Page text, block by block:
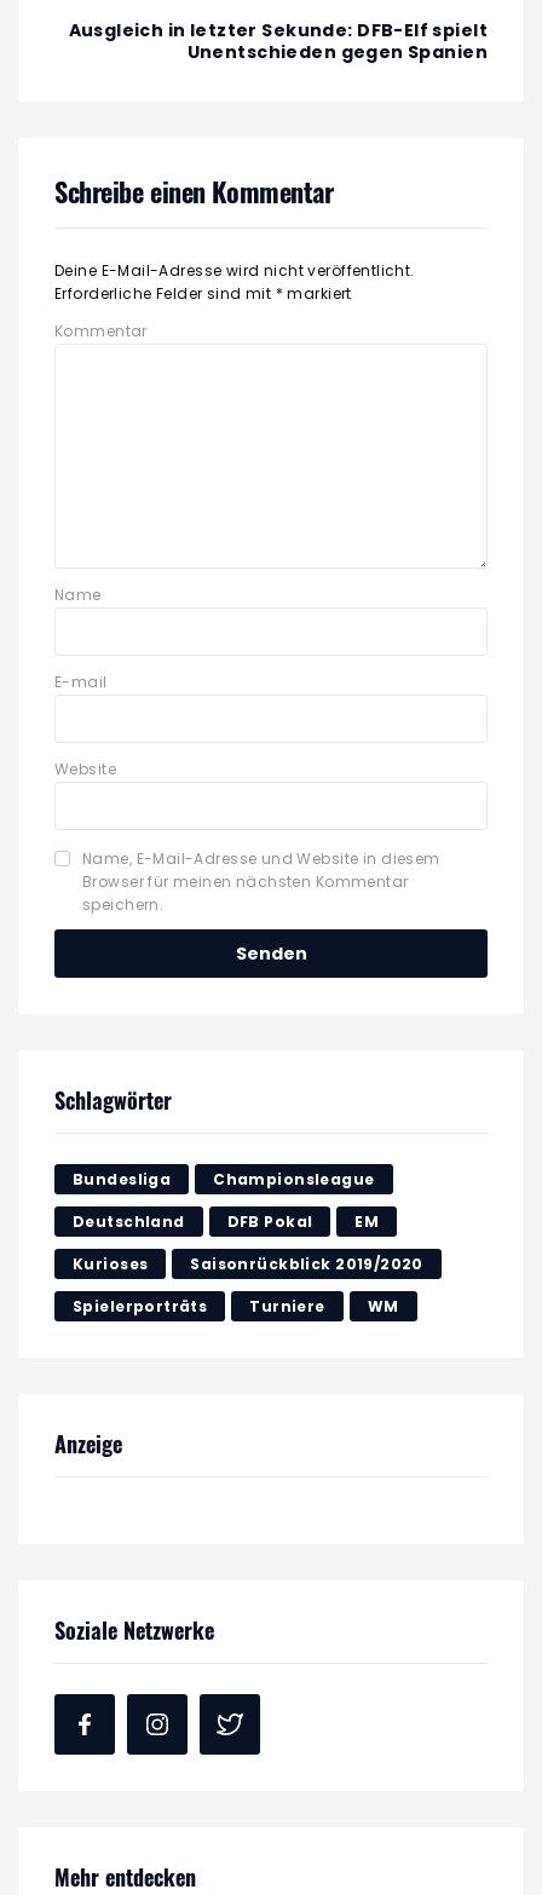
Ausgleich in letzter Sekunde: DFB-Elf spielt
Unentschieden gegen Spanien
Schreibe einen Kommentar
Deine E-Mail-Adresse wird nicht veröffentlicht.
Erforderliche Felder sind mit * markiert
Kommentar
Name
E-mail
Website
Name, E-Mail-Adresse und Website in diesem
Browser für meinen nächsten Kommentar
speichern.
Schlagwörter
Bundesliga Championsleague
Deutschland DFB Pokal EM
Kurioses Saisonrückblick 2019/2020
Spielerporträts Turniere WM
Anzeige
Soziale Netzwerke
Mehr entdecken